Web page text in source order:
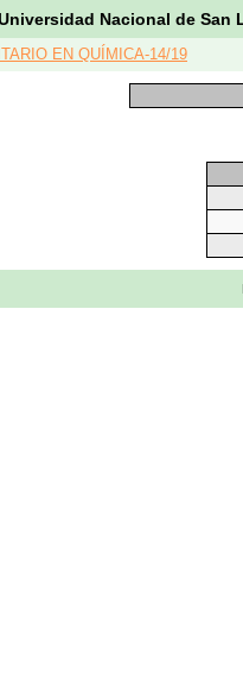
Nacional de San
EN QUÍMICA-14/19